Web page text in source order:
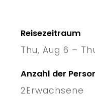
Reisezeitraum
Thu, Aug 6 –
Anzahl der
2Erwachsene